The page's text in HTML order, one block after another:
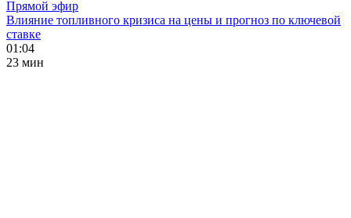
Прямой эфир
Влияние топливного кризиса на цены и прогноз по ключевой
ставке
01:04
23 мин